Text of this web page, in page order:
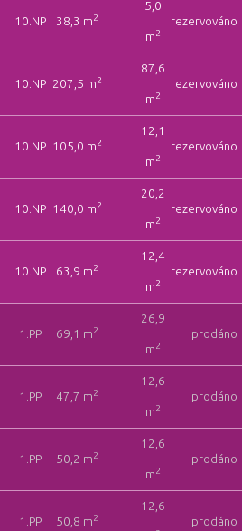
10.NP 38,3 m2
5,0
m2
rezervováno
10.NP 207,5 m2
87,6
m2
rezervováno
10.NP 105,0 m2
12,1
m2
rezervováno
10.NP 140,0 m2
20,2
m2
rezervováno
10.NP 63,9 m2
12,4
m2
rezervováno
1.PP 69,1 m2
26,9
m2
prodáno
1.PP 47,7 m2
12,6
m2
prodáno
1.PP 50,2 m2
12,6
m2
prodáno
1.PP 50,8 m2
12,6
prodáno